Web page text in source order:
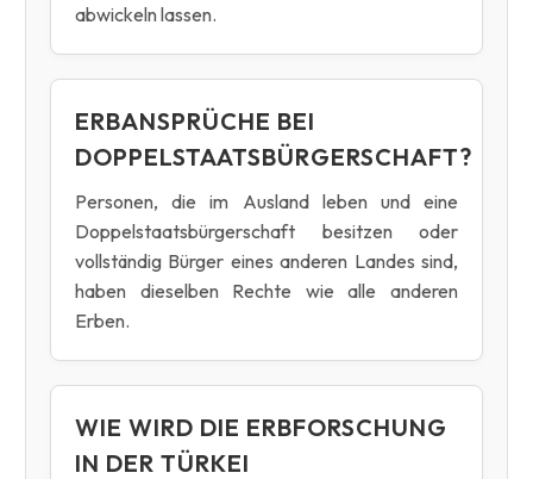
abwickeln lassen.
ERBANSPRÜCHE BEI
DOPPELSTAATSBÜRGERSCHAFT?
Personen, die im Ausland leben und eine
Doppelstaatsbürgerschaft besitzen oder
vollständig Bürger eines anderen Landes sind,
haben dieselben Rechte wie alle anderen
Erben.
WIE WIRD DIE ERBFORSCHUNG
IN DER TÜRKEI